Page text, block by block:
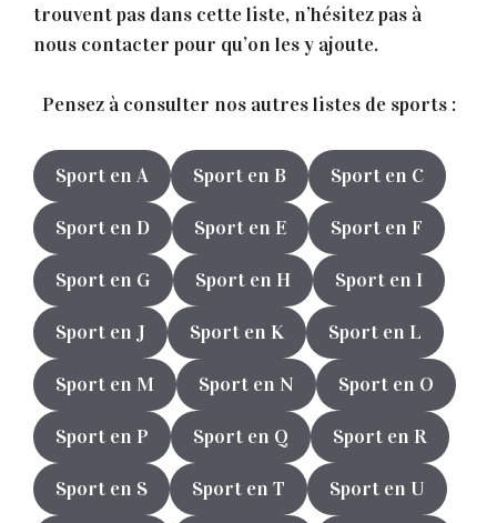
trouvent pas dans cette liste, n’hésitez pas à
nous contacter pour qu’on les y ajoute.
Pensez à consulter nos autres listes de sports :
Sport en A Sport en B Sport en C
Sport en D Sport en E Sport en F
Sport en G Sport en H Sport en I
Sport en J Sport en K Sport en L
Sport en M Sport en N Sport en O
Sport en P Sport en Q Sport en R
Sport en S Sport en T Sport en U